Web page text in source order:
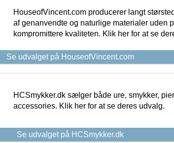
HouseofVincent.com producerer langt
af genanvendte og naturlige materialer uden
kompromittere kvaliteten. Klik her for at se
Se udvalget på HouseofVincent.com
HCSmykker.dk sælger både ure, smykker,
accessories. Klik her for at se deres udvalg.
Se udvalget på HCSmykker.dk